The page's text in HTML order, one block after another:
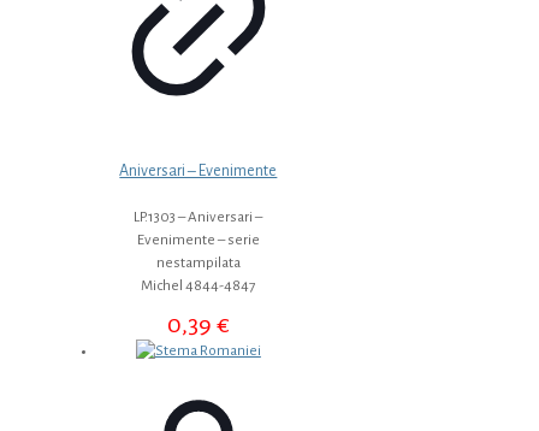
Aniversari – Evenimente
LP.1303 – Aniversari –
Evenimente – serie
nestampilata
Michel 4844-4847
0,39 €